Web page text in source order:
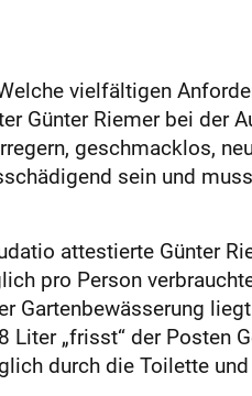
vielfältigen
Günter Riemer bei der
geschmacklos,
sein und
attestierte Günter
pro Person
Gartenbewässerung
Liter „frisst“ der Posten
durch die Toilette